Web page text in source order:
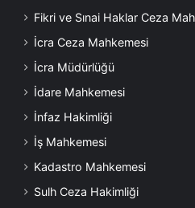
Fikri ve Sınai Haklar Ceza
İcra Ceza Mahkemesi
İcra Müdürlüğü
İdare Mahkemesi
İnfaz Hakimliği
İş Mahkemesi
Kadastro Mahkemesi
Sulh Ceza Hakimliği